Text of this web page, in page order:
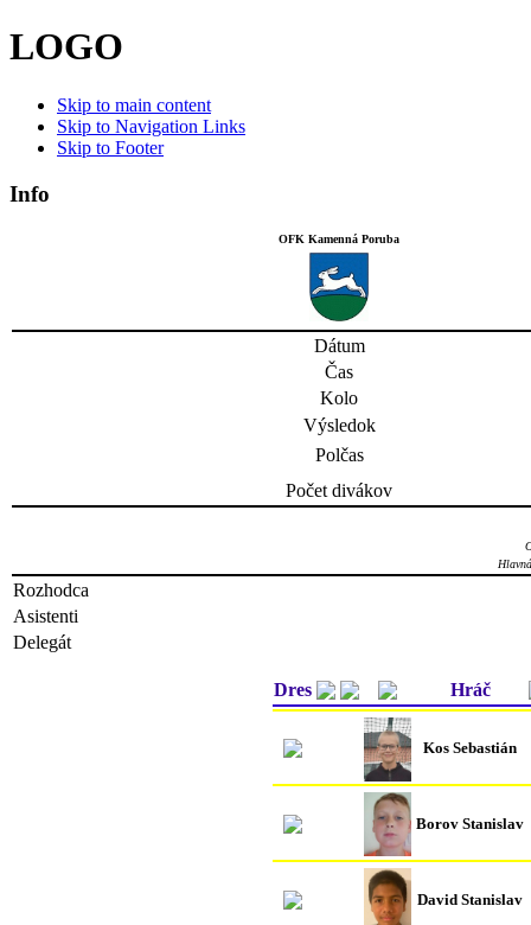
LOGO
Skip to main content
Skip to Navigation Links
Skip to Footer
Info
OFK Kamenná Poruba
Dátum
Čas
Kolo
Výsledok
Polčas
Počet divákov
Rozhodca
Asistenti
Delegát
Dres Hráč
Kos Sebastián
Borov Stanislav
David Stanislav